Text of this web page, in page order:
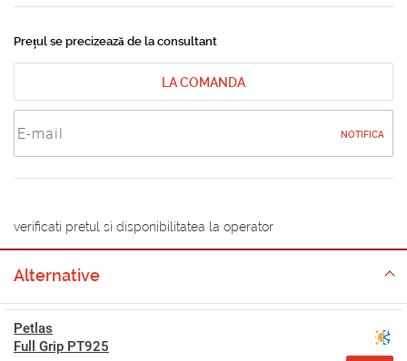
Prețul se precizează de la consultant
LA COMANDA
NOTIFICA
verificati pretul si disponibilitatea la operator
Alternative
Petlas
Full Grip PT925